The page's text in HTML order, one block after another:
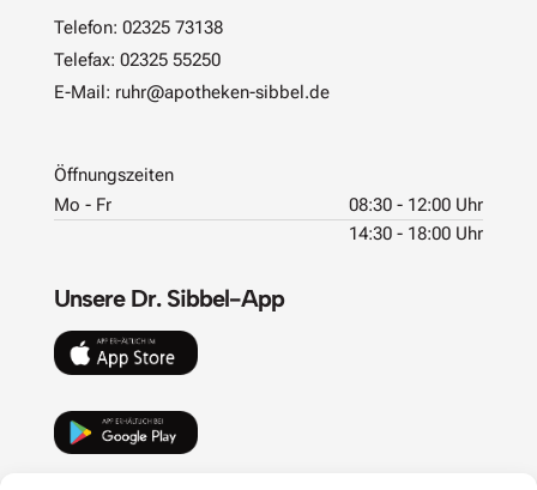
Telefon: 02325 73138
Telefax: 02325 55250
E-Mail: ruhr@apotheken-sibbel.de
Öffnungszeiten
Mo - Fr
08:30 - 12:00 Uhr
14:30 - 18:00 Uhr
Unsere Dr. Sibbel-App